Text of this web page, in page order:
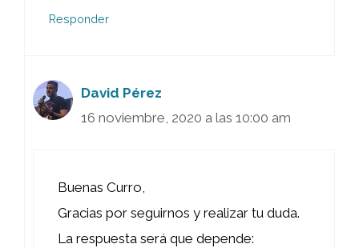
Responder
David Pérez
16 noviembre, 2020 a las 10:00 am
Buenas Curro,
Gracias por seguirnos y realizar tu duda.
La respuesta será que depende: